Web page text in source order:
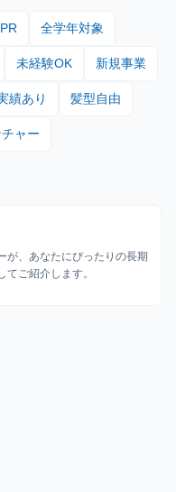
全学年対象
未経験OK 新規事業
績あり 髪型自由
ャー
が、あなたにぴったりの長期
てご紹介します。